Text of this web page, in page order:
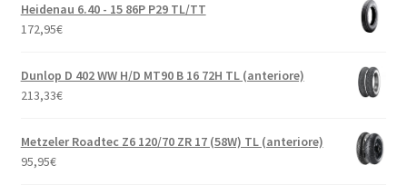
Heidenau 6.40 - 15 86P P29 TL/TT
172,95€
Dunlop D 402 WW H/D MT90 B 16 72H TL (anteriore)
213,33€
Metzeler Roadtec Z6 120/70 ZR 17 (58W) TL (anteriore)
95,95€